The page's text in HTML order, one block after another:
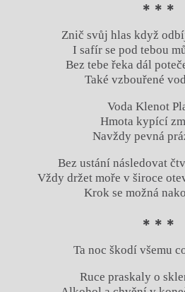
* * *
Znič svůj hlas když
I safír se pod tebou
Bez tebe řeka dál
Také vzbouřené
Voda Klenot
Hmota kypící
Navždy pevná
Bez ustání následovat
Vždy držet moře v široce
Krok se možná
* * *
Ta noc škodí všemu
Ruce praskaly o